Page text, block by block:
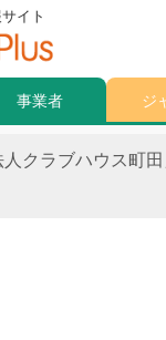
人クラブハウス町
イト
事業者 ジ